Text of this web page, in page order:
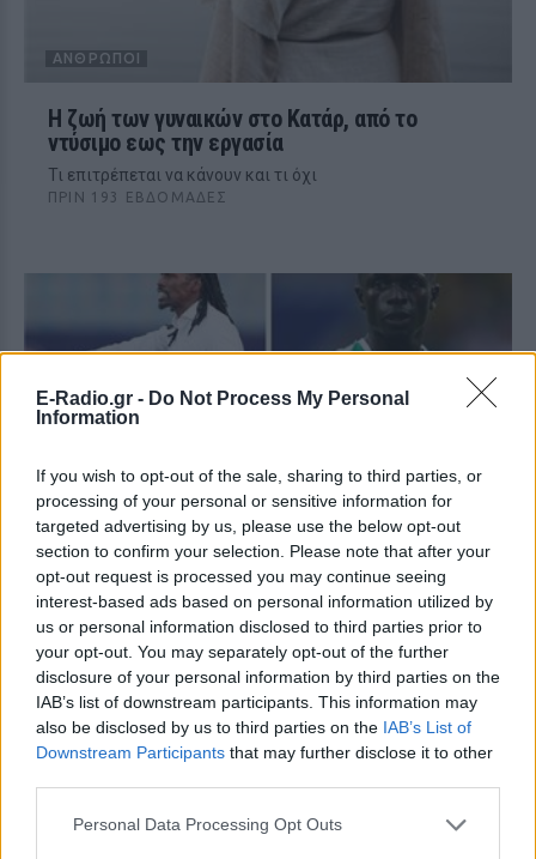
E-Radio.gr - Do Not Process My Personal
Information
If you wish to opt-out of the sale, sharing to third parties, or
processing of your personal or sensitive information for
targeted advertising by us, please use the below opt-out
section to confirm your selection. Please note that after your
opt-out request is processed you may continue seeing
interest-based ads based on personal information utilized by
us or personal information disclosed to third parties prior to
your opt-out. You may separately opt-out of the further
disclosure of your personal information by third parties on the
IAB’s list of downstream participants. This information may
also be disclosed by us to third parties on the IAB’s List of
Downstream Participants that may further disclose it to other
Personal Data Processing Opt Outs
ΆΝΘΡΩΠΟΙ
Η ζωή των γυναικών στο Κατάρ, από το
ντύσιμο εως την εργασία
Τι επιτρέπεται να κάνουν και τι όχι
ΠΡΙΝ 193 ΕΒΔΟΜΆΔΕΣ
Μουντιάλ 2022: Ο εθνικός ήρωας της
Σενεγάλης και ο διάδοχός του
Έχουν συνδυάσει το όνομα τους με το ποδόσφαιρο της
χώρας τους
ΠΡΙΝ 192 ΕΒΔΟΜΆΔΕΣ